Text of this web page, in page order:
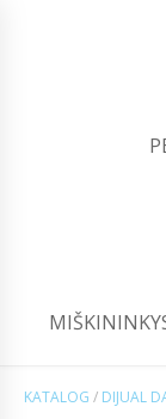
KATALOG / DIJUAL